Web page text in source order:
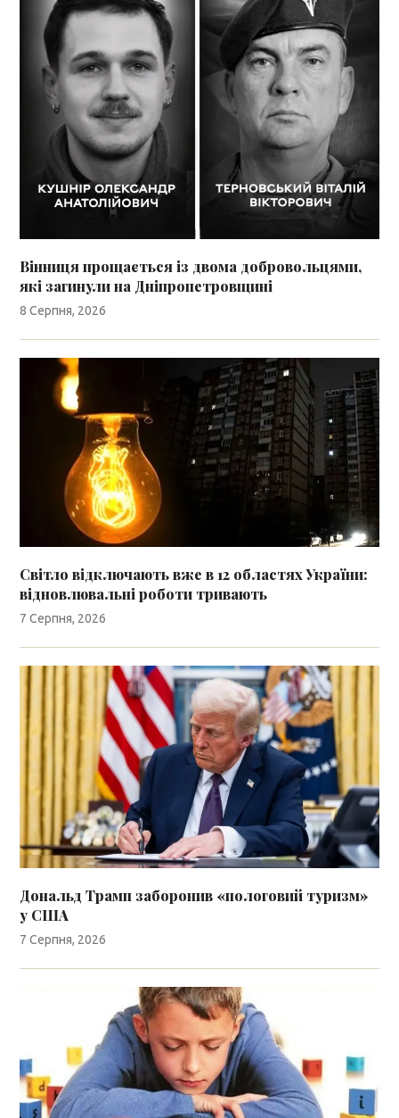
Вінниця прощається із двома добровольцями,
які загинули на Дніпропетровщині
8 Серпня, 2026
Світло відключають вже в 12 областях України:
відновлювальні роботи тривають
7 Серпня, 2026
Дональд Трамп заборонив «пологовий туризм»
у США
7 Серпня, 2026